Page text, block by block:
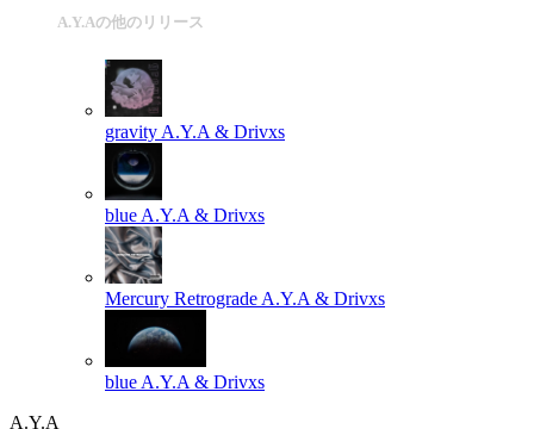
A.Y.Aの他のリリース
gravity A.Y.A & Drivxs
blue A.Y.A & Drivxs
Mercury Retrograde A.Y.A & Drivxs
blue A.Y.A & Drivxs
A.Y.A